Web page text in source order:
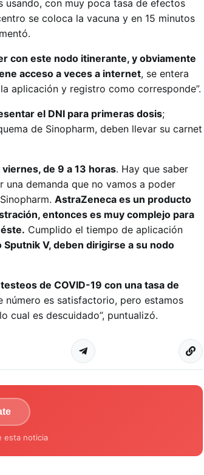
con muy poca tasa de efectos
se coloca la vacuna y en 15 minutos
con este nodo itinerante, y obviamente
acceso a veces a internet, se entera
aplicación y registro como corresponde”.
el DNI para primeras dosis;
de Sinopharm, deben llevar su carnet
de 9 a 13 horas. Hay que saber
una demanda que no vamos a poder
AstraZeneca es un producto
entonces es muy complejo para
Cumplido el tiempo de aplicación
V, deben dirigirse a su nodo
de COVID-19 con una tasa de
número es satisfactorio, pero estamos
cual es descuidado”, puntualizó.
esta noticia